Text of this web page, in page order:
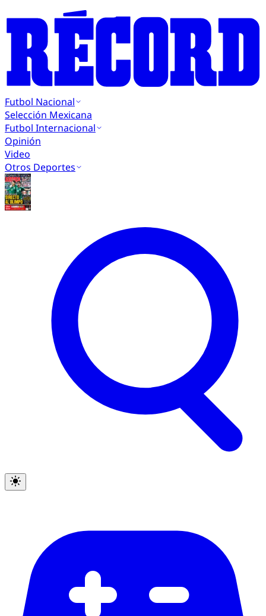
Futbol Nacional
Selección Mexicana
Futbol Internacional
Opinión
Video
Otros Deportes